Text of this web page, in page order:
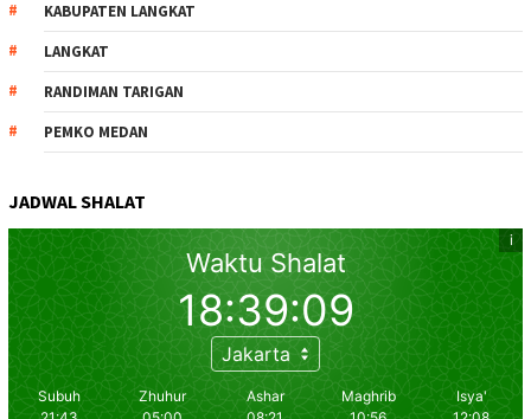
KABUPATEN LANGKAT
LANGKAT
RANDIMAN TARIGAN
PEMKO MEDAN
JADWAL SHALAT